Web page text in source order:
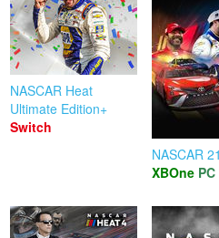
NASCAR Heat
Ultimate Edition+
Switch
NASCAR
XBOne PC